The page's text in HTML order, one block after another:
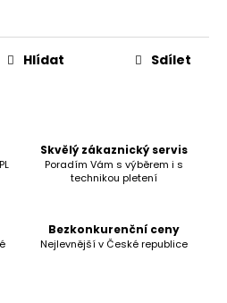
Hlídat Sdílet
Skvělý zákaznický servis
Poradím Vám s výběrem i s
technikou pletení
Bezkonkurenční ceny
Nejlevnější v České republice